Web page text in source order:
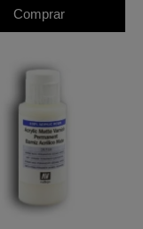
Comprar